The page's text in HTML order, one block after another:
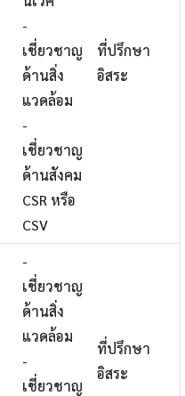
-
เชี่ยวชาญ
ด้านสิ่ง
แวดล้อม
-
เชี่ยวชาญ
ด้านสังคม
CSR หรือ
CSV
ที่ปรึกษา
อิสระ
-
เชี่ยวชาญ
ด้านสิ่ง
แวดล้อม
-
เชี่ยวชาญ
ที่ปรึกษา
อิสระ